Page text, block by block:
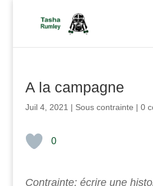
A la campagne
Juil 4, 2021 | Sous contrainte | 0
0
Contrainte: écrire une